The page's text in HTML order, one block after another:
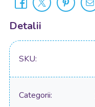
Detalii
SKU
Categorii